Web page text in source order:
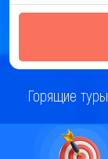
Горящие туры